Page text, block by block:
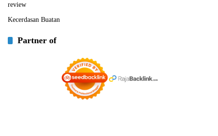
review
Kecerdasan Buatan
Partner of